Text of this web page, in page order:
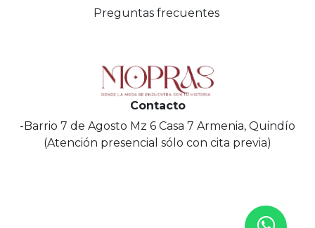
Preguntas frecuentes
Contacto
-Barrio 7 de Agosto Mz 6 Casa 7 Armenia, Quindío
(Atención presencial sólo con cita previa)